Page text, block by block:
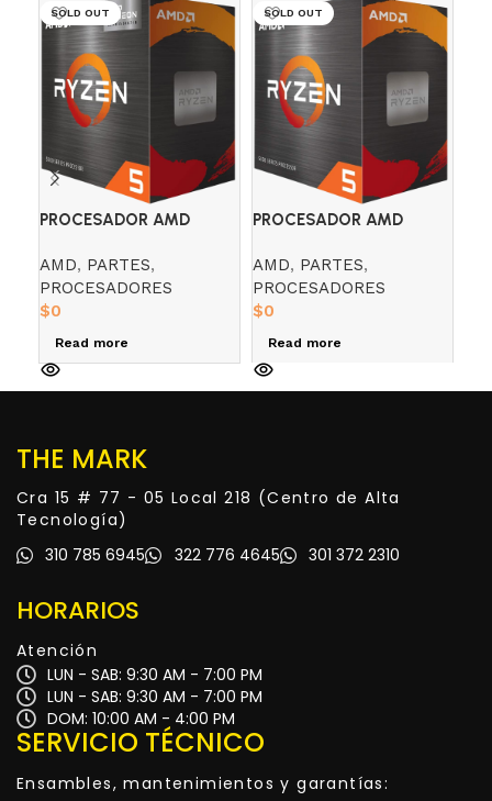
SOLD OUT
PROCESADOR AMD
RADEON 7
AMD, PARTES,
PROCESADORES
$0
Read more
SOLD OUT
PROCESADOR AMD
AMD, PARTES,
PROCESADORES
$0
Read more
THE MARK
Cra 15 # 77 - 05 Local 218 (Centro de Alta
Tecnología)
310 785 6945
322 776 4645 301 372 2310
HORARIOS
Atención
LUN - SAB: 9:30 AM - 7:00 PM
LUN - SAB: 9:30 AM - 7:00 PM
DOM: 10:00 AM - 4:00 PM
SERVICIO TÉCNICO
Ensambles, mantenimientos y garantías: